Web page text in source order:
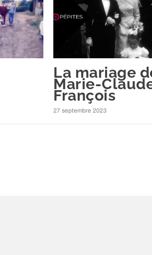
La mariage
Marie-
François
27 septembre 2023